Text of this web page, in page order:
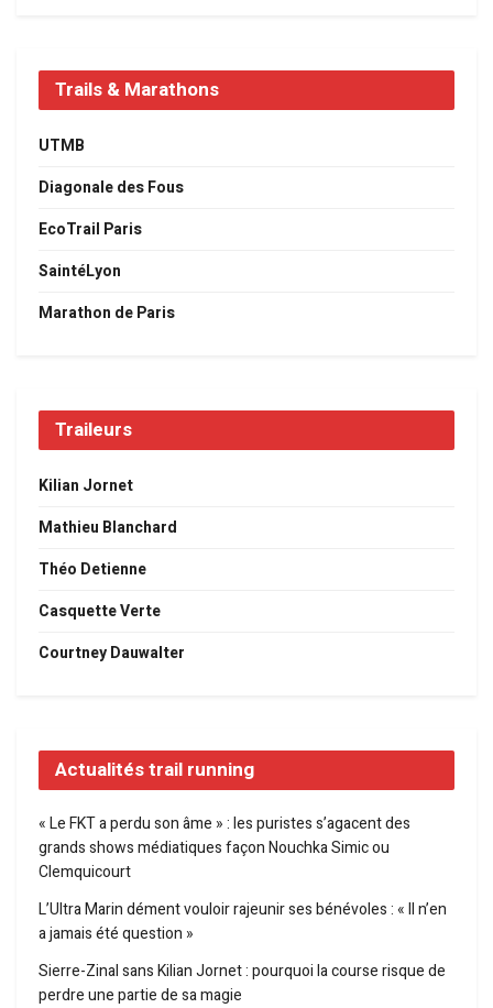
Trails & Marathons
UTMB
Diagonale des Fous
EcoTrail Paris
SaintéLyon
Marathon de Paris
Traileurs
Kilian Jornet
Mathieu Blanchard
Théo Detienne
Casquette Verte
Courtney Dauwalter
Actualités trail running
« Le FKT a perdu son âme » : les puristes s’agacent des
grands shows médiatiques façon Nouchka Simic ou
Clemquicourt
L’Ultra Marin dément vouloir rajeunir ses bénévoles : « Il n’en
a jamais été question »
Sierre-Zinal sans Kilian Jornet : pourquoi la course risque de
perdre une partie de sa magie